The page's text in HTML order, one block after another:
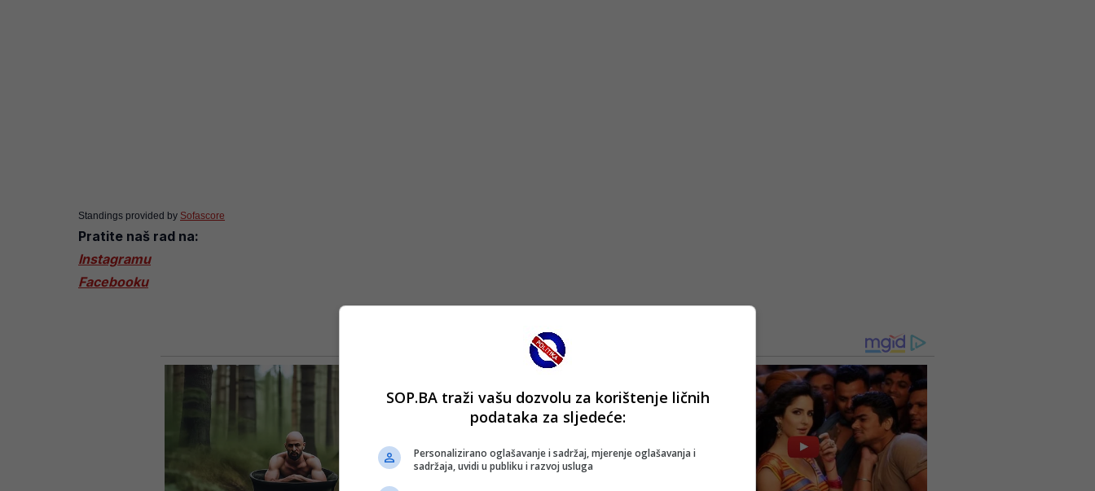
Standings provided by Sofascore
Pratite naš rad na:
Instagramu
Facebooku
SOP.BA traži vašu dozvolu za korištenje ličnih
podataka za sljedeće:
Personalizirano oglašavanje i sadržaj, mjerenje oglašavanja i
sadržaja, uvidi u publiku i razvoj usluga